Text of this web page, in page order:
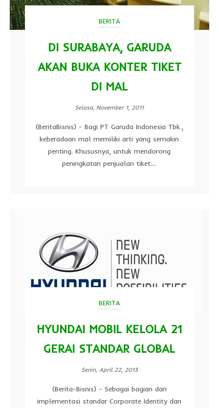
BERITA
DI SURABAYA, GARUDA
AKAN BUKA KONTER TIKET
DI MAL
Selasa, November 1, 2011
(BeritaBisnis) - Bagi PT Garuda Indonesia Tbk.,
keberadaan mal memiliki arti yang semakin
penting. Khususnya, untuk mendorong
peningkatan penjualan tiket....
BERITA
HYUNDAI MOBIL KELOLA 21
GERAI STANDAR GLOBAL
Senin, April 22, 2013
(Berita-Bisnis) - Sebagai bagian dari
implementasi standar Corporate Identity dan